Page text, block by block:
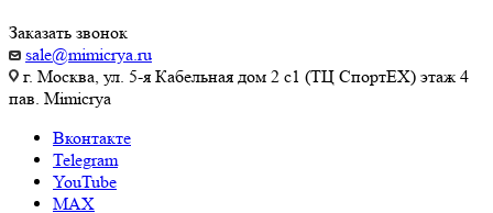
Заказать звонок
sale@mimicrya.ru
г. Москва, ул. 5-я Кабельная дом 2 с1 (ТЦ СпортEX) этаж 4
пав. Mimicrya
Вконтакте
Telegram
YouTube
MAX